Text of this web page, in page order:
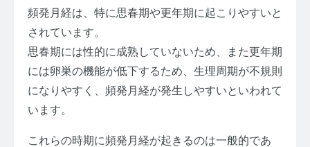
頻発月経は、特に思春期や更年期に起こりやすいと
されています。
思春期には性的に成熟していないため、また更年期
には卵巣の機能が低下するため、生理周期が不規則
になりやすく、頻発月経が発生しやすいといわれて
います。
これらの時期に頻発月経が起きるのは一般的であ